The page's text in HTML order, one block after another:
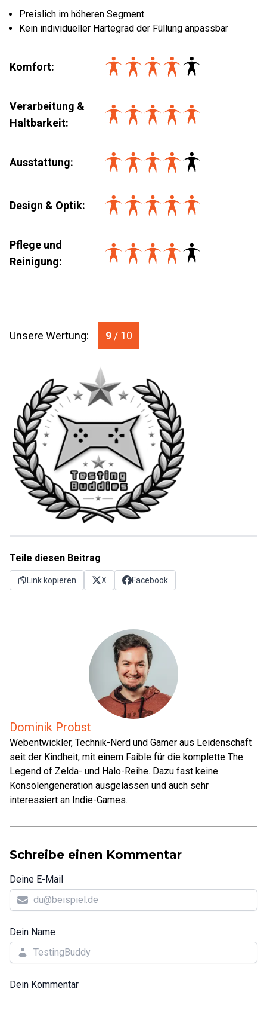
Preislich im höheren Segment
Kein individueller Härtegrad der Füllung anpassbar
Komfort:
Verarbeitung &
Haltbarkeit:
Ausstattung:
Design & Optik:
Pflege und
Reinigung:
Unsere Wertung: 9 / 10
Teile diesen Beitrag
Link kopieren X Facebook
Dominik Probst
Webentwickler, Technik-Nerd und Gamer aus Leidenschaft
seit der Kindheit, mit einem Faible für die komplette The
Legend of Zelda- und Halo-Reihe. Dazu fast keine
Konsolengeneration ausgelassen und auch sehr
interessiert an Indie-Games.
Schreibe einen Kommentar
Deine E-Mail
Dein Name
Dein Kommentar